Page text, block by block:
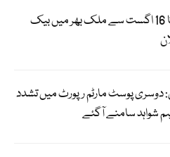
جماعت اسلامی کا 16 اگست سے ملک بھر میں بیک
پوسٹ مارٹم رپورٹ میں تشدد
شواہد سامنے آگئے